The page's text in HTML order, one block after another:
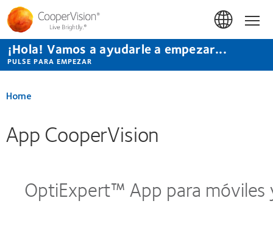
Pasar
contenido
principal
¡Hola! Vamos a ayudarle a empezar...
PULSE PARA EMPEZAR
Home
App CooperVision
OptiExpert™ App para